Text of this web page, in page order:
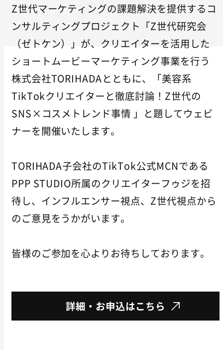
Z世代マーケティングの課題解決を提供するコ
ンサルティングプロジェクト「Z世代研究会
（ゼトケン）」が、クリエイターを活用した
ショートムービーマーケティング事業を行う
株式会社TORIHADAとともに、「美容系
TikTokクリエイターと徹底討論！Z世代の
SNS×コスメトレンド事情 」と題してウェビ
ナーを開催いたします。
TORIHADA子会社のTikTok公式MCNである
PPP STUDIO所属のクリエイターフゥジを招
待し、インフルエンサー視点、Z世代視点から
のご意見をうかがいます。
皆様のご参加を心よりお待ちしております。
詳細・お申込はこちら